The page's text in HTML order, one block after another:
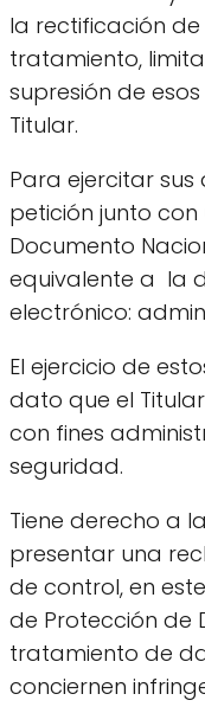
la rectificación de
tratamiento,
supresión de
Titular.
Para ejercitar sus
petición junto
Documento
equivalente a la
electrónico:
El ejercicio de
dato que el
con fines
seguridad.
Tiene derecho a
presentar una
de control, en
de Protección de
tratamiento de
conciernen